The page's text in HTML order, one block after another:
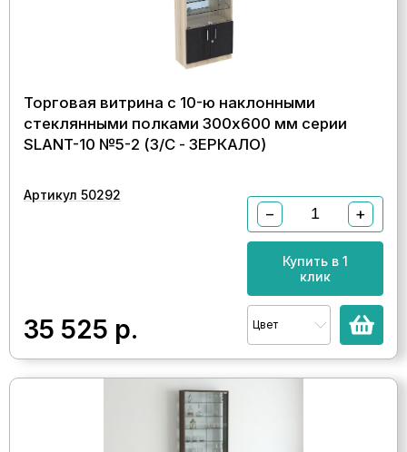
Торговая витрина с 10-ю наклонными
стеклянными полками 300x600 мм серии
SLANT-10 №5-2 (З/C - ЗЕРКАЛО)
Артикул 50292
35 525 р.
− +
Купить в 1
клик
Цвет